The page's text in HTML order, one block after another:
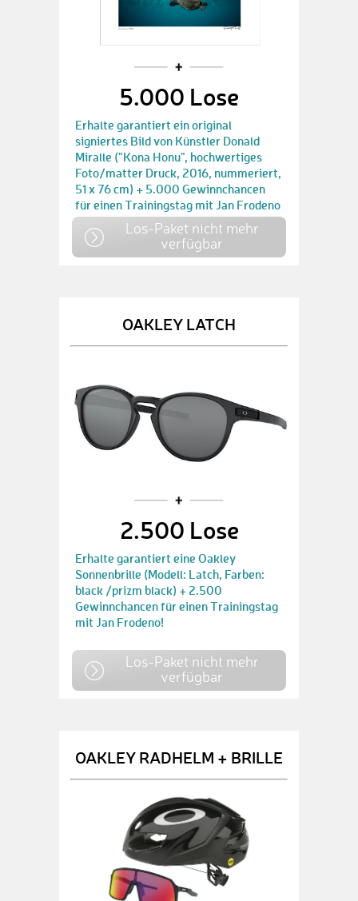
5.000 Lose
Erhalte garantiert ein original
signiertes Bild von Künstler Donald
Miralle ("Kona Honu", hochwertiges
Foto/matter Druck, 2016, nummeriert,
51 x 76 cm) + 5.000 Gewinnchancen
für einen Trainingstag mit Jan Frodeno
Los-Paket nicht mehr
verfügbar
OAKLEY LATCH
2.500 Lose
Erhalte garantiert eine Oakley
Sonnenbrille (Modell: Latch, Farben:
black /prizm black) + 2.500
Gewinnchancen für einen Trainingstag
mit Jan Frodeno!
Los-Paket nicht mehr
verfügbar
OAKLEY RADHELM + BRILLE